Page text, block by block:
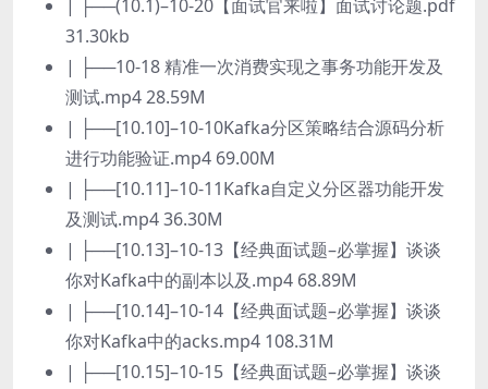
| ├──(10.1)–10-20【面试官来啦】面试讨论题.pdf
31.30kb
| ├──10-18 精准一次消费实现之事务功能开发及
测试.mp4 28.59M
| ├──[10.10]–10-10Kafka分区策略结合源码分析
进行功能验证.mp4 69.00M
| ├──[10.11]–10-11Kafka自定义分区器功能开发
及测试.mp4 36.30M
| ├──[10.13]–10-13【经典面试题–必掌握】谈谈
你对Kafka中的副本以及.mp4 68.89M
| ├──[10.14]–10-14【经典面试题–必掌握】谈谈
你对Kafka中的acks.mp4 108.31M
| ├──[10.15]–10-15【经典面试题–必掌握】谈谈